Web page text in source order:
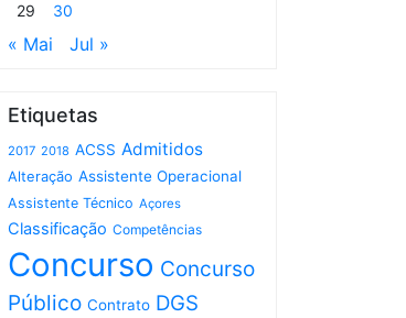
29 30
« Mai Jul »
Etiquetas
2017 2018 ACSS Admitidos
Alteração Assistente Operacional
Assistente Técnico Açores
Classificação Competências
Concurso Concurso
Público Contrato DGS